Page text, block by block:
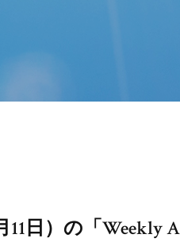
11日）の「Weekly